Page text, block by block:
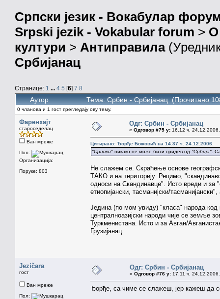
Српски језик - Вокабулар
Srpski jezik - Vokabular forum > О
култури > Антиправила
Србијанац
Странице: 1 ... 4 5 [6] 7 8
Аутор Тема: Србин - Србијанац (Прочитано
0 чланова и 1 гост прегледају ову тему.
Фаренхајт
староседелац
Ван мреже
Пол:
Организација:
Поруке: 803
Одг: Србин - Србијанац
« Одговор #75 у: 16.12 ч.
Цитирано: Ђорђе Божовић на 14.37 ч. 24.12.2006.
"Српски" никако не може бити придев од "Србија" .
Не слажем се. Скраћење основе
ТАКО и на територију. Рецимо,
односи на Скандинавце". Исто вреди и за
етиопијански, тасманијски/
Једина (по мом увиду) "класа" народа код
централноазијски народи чије се земље
Туркменистана. Исто и за Авган/
Грузијанац.
Jezičara
гост
Ван мреже
Пол:
Одг: Србин - Србијанац
« Одговор #76 у: 17.11 ч.
Ђорђе, са чиме се слажеш, јер кажеш да